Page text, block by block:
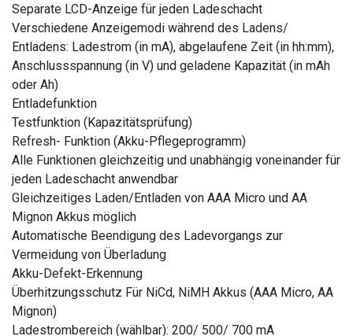
Separate LCD-Anzeige für jeden Ladeschacht
Verschiedene Anzeigemodi während des Ladens/
Entladens: Ladestrom (in mA), abgelaufene Zeit (in hh:mm),
Anschlussspannung (in V) und geladene Kapazität (in mAh
oder Ah)
Entladefunktion
Testfunktion (Kapazitätsprüfung)
Refresh- Funktion (Akku-Pflegeprogramm)
Alle Funktionen gleichzeitig und unabhängig voneinander für
jeden Ladeschacht anwendbar
Gleichzeitiges Laden/Entladen von AAA Micro und AA
Mignon Akkus möglich
Automatische Beendigung des Ladevorgangs zur
Vermeidung von Überladung
Akku-Defekt-Erkennung
Überhitzungsschutz Für NiCd, NiMH Akkus (AAA Micro, AA
Mignon)
Ladestrombereich (wählbar): 200/ 500/ 700 mA